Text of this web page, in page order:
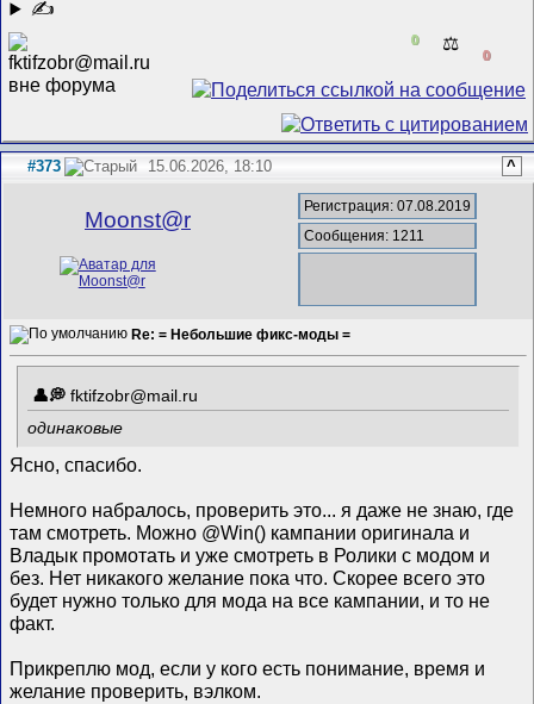
✍
0 ⚖️
0
#373 15.06.2026, 18:10 ^
Mооnst@r
Регистрация: 07.08.2019
Сообщения: 1211
Re: = Небольшие фикс-моды =
fktifzobr@mail.ru
одинаковые
Ясно, спасибо.
Немного набралось, проверить это... я даже не знаю, где
там смотреть. Можно @Win() кампании оригинала и
Владык промотать и уже смотреть в Ролики с модом и
без. Нет никакого желание пока что. Скорее всего это
будет нужно только для мода на все кампании, и то не
факт.
Прикреплю мод, если у кого есть понимание, время и
желание проверить, вэлком.